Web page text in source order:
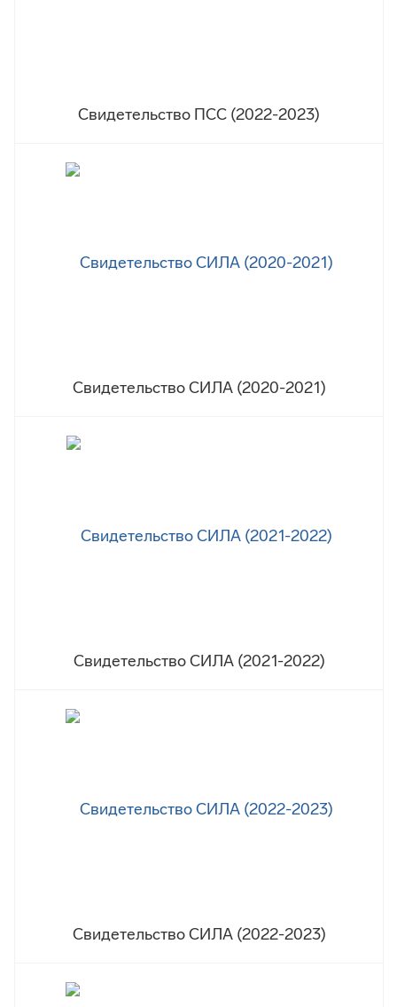
Свидетельство ПСС (2022-2023)
Свидетельство СИЛА (2020-2021)
Свидетельство СИЛА (2021-2022)
Свидетельство СИЛА (2022-2023)